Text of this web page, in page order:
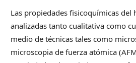
Las propiedades fisicoquímicas del
analizadas tanto cualitativa como
medio de técnicas tales como
microscopia de fuerza atómica